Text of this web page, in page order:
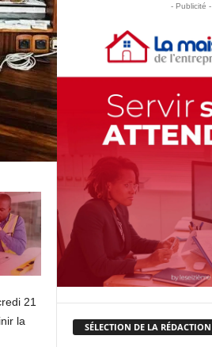
21
la
- Publicité -
SÉLECTION DE LA RÉDACTION